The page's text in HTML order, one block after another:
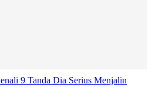
9 Tanda Dia Serius Menjalin